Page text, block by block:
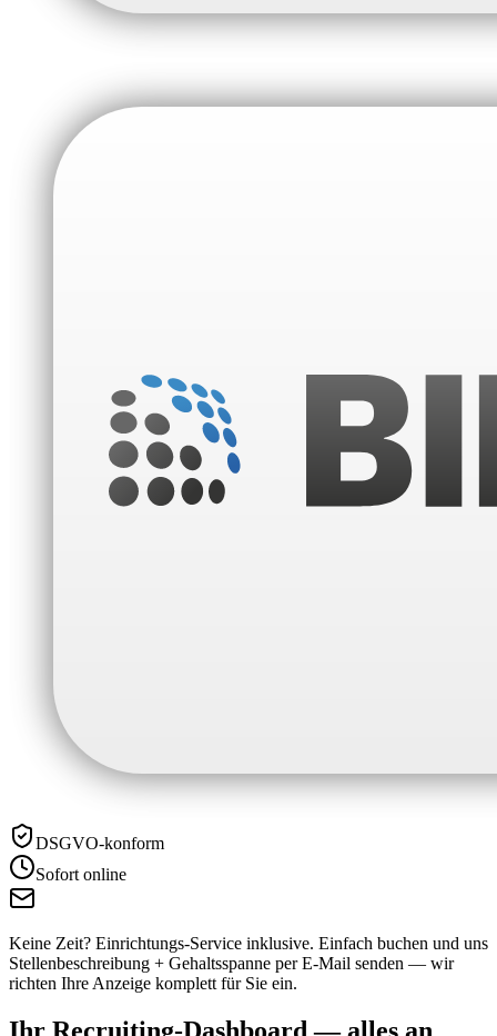
DSGVO-konform
Sofort online
Keine Zeit? Einrichtungs-Service inklusive. Einfach buchen und uns
Stellenbeschreibung + Gehaltsspanne per E-Mail senden — wir
richten Ihre Anzeige komplett für Sie ein.